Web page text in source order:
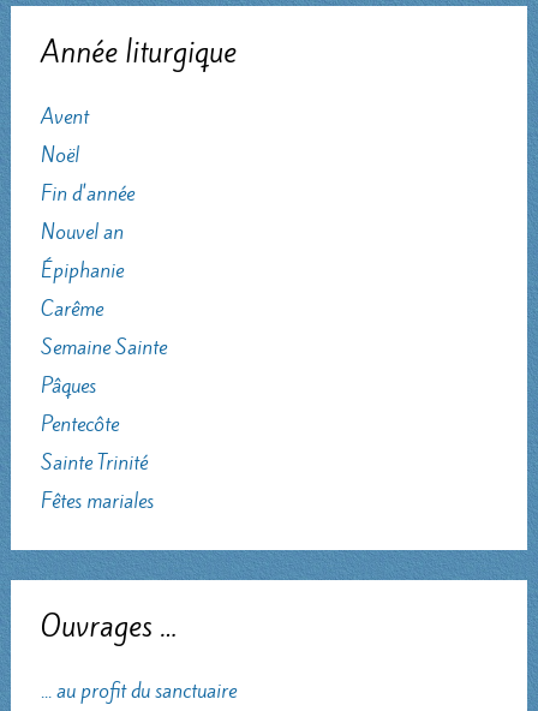
Année liturgique
Avent
Noël
Fin d'année
Nouvel an
Épiphanie
Carême
Semaine Sainte
Pâques
Pentecôte
Sainte Trinité
Fêtes mariales
Ouvrages …
... au profit du sanctuaire